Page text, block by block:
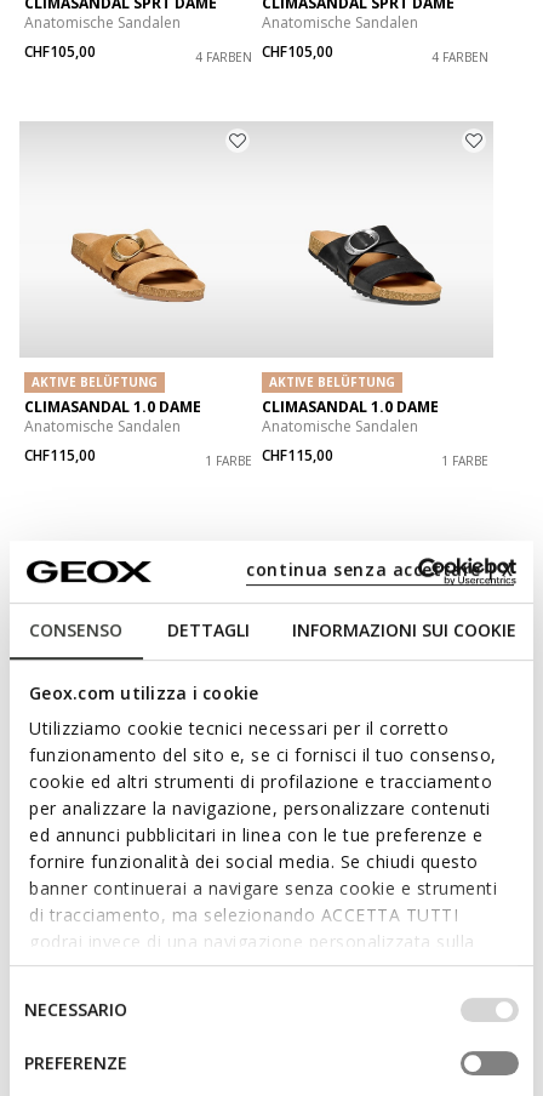
CONSENSO DETTAGLI INFORMAZIONI SUI COOKIE
Geox.com utilizza i cookie
Utilizziamo cookie tecnici necessari per il corretto
funzionamento del sito e, se ci fornisci il tuo consenso,
cookie ed altri strumenti di profilazione e tracciamento
per analizzare la navigazione, personalizzare contenuti
ed annunci pubblicitari in linea con le tue preferenze e
fornire funzionalità dei social media. Se chiudi questo
banner continuerai a navigare senza cookie e strumenti
di tracciamento, ma selezionando ACCETTA TUTTI
godrai invece di una navigazione personalizzata sulla
base dei tuoi gusti ed interessi. Selezionando
IMPOSTAZIONI potrai anche scegliere quali cookies ed
altri strumenti di tracciamento autorizzare. Per maggiori
informazioni o per modificare in qualsiasi momento le
tue impostazioni, visita la nostra
consenso
NECESSARIO
PREFERENZE
continua senza accettare | X
Anatomische Sandalen
CHF105,00
4 FARBEN
Anatomische Sandalen
CHF105,00
4 FARBEN
AKTIVE BELÜFTUNG
CLIMASANDAL 1.0 DAME
Anatomische Sandalen
CHF115,00
1 FARBE
AKTIVE BELÜFTUNG
CLIMASANDAL 1.0 DAME
Anatomische Sandalen
CHF115,00
1 FARBE
Für Ihn:
CLIMASANDAL 1.0 HERR
Anatomische Sandalen
Anatomische Sandalen